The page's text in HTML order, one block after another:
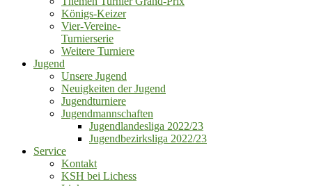
Königs‑Keizer
Vier‑Vereine‑
Turnierserie
Weitere Turniere
Jugend
Unsere Jugend
Neuigkeiten der Jugend
Jugendturniere
Jugendmannschaften
Jugendlandesliga 2022/23
Jugendbezirksliga 2022/23
Service
Kontakt
KSH bei Lichess